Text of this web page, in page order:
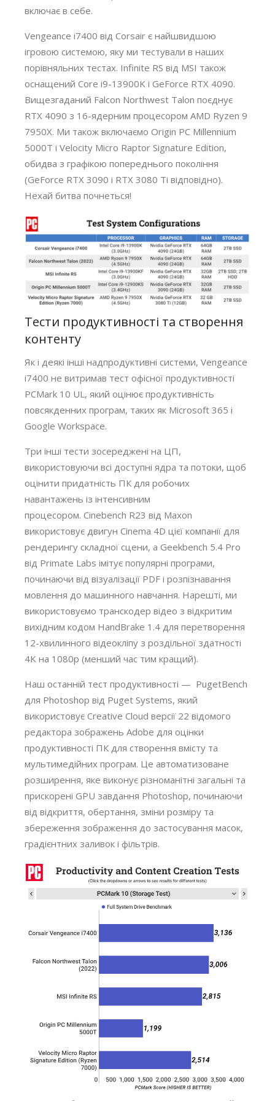
включає в себе.
Vengeance i7400 від Corsair є найшвидшою
ігровою системою, яку ми тестували в наших
порівняльних тестах. Infinite RS від MSI також
оснащений Core i9-13900K і GeForce RTX 4090.
Вищезгаданий Falcon Northwest Talon поєднує
RTX 4090 з 16-ядерним процесором AMD Ryzen 9
7950X. Ми також включаємо Origin PC Millennium
5000T і Velocity Micro Raptor Signature Edition,
обидва з графікою попереднього покоління
(GeForce RTX 3090 і RTX 3080 Ti відповідно).
Нехай битва почнеться!
Тести продуктивності та створення
контенту
Як і деякі інші надпродуктивні системи, Vengeance
i7400 не витримав тест офісної продуктивності
PCMark 10 UL, який оцінює продуктивність
повсякденних програм, таких як Microsoft 365 і
Google Workspace.
Три інші тести зосереджені на ЦП,
використовуючи всі доступні ядра та потоки, щоб
оцінити придатність ПК для робочих
навантажень із інтенсивним
процесором. Cinebench R23 від Maxon
використовує двигун Cinema 4D цієї компанії для
рендерингу складної сцени, а Geekbench 5.4 Pro
від Primate Labs імітує популярні програми,
починаючи від візуалізації PDF і розпізнавання
мовлення до машинного навчання. Нарешті, ми
використовуємо транскодер відео з відкритим
вихідним кодом HandBrake 1.4 для перетворення
12-хвилинного відеокліпу з роздільної здатності
4K на 1080p (менший час тим кращий).
Наш останній тест продуктивності — PugetBench
для Photoshop від Puget Systems, який
використовує Creative Cloud версії 22 відомого
редактора зображень Adobe для оцінки
продуктивності ПК для створення вмісту та
мультимедійних програм. Це автоматизоване
розширення, яке виконує різноманітні загальні та
прискорені GPU завдання Photoshop, починаючи
від відкриття, обертання, зміни розміру та
збереження зображення до застосування масок,
градієнтних заливок і фільтрів.